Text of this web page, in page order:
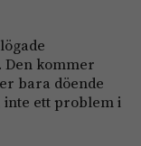
Den kommer
bara döende
inte ett problem i